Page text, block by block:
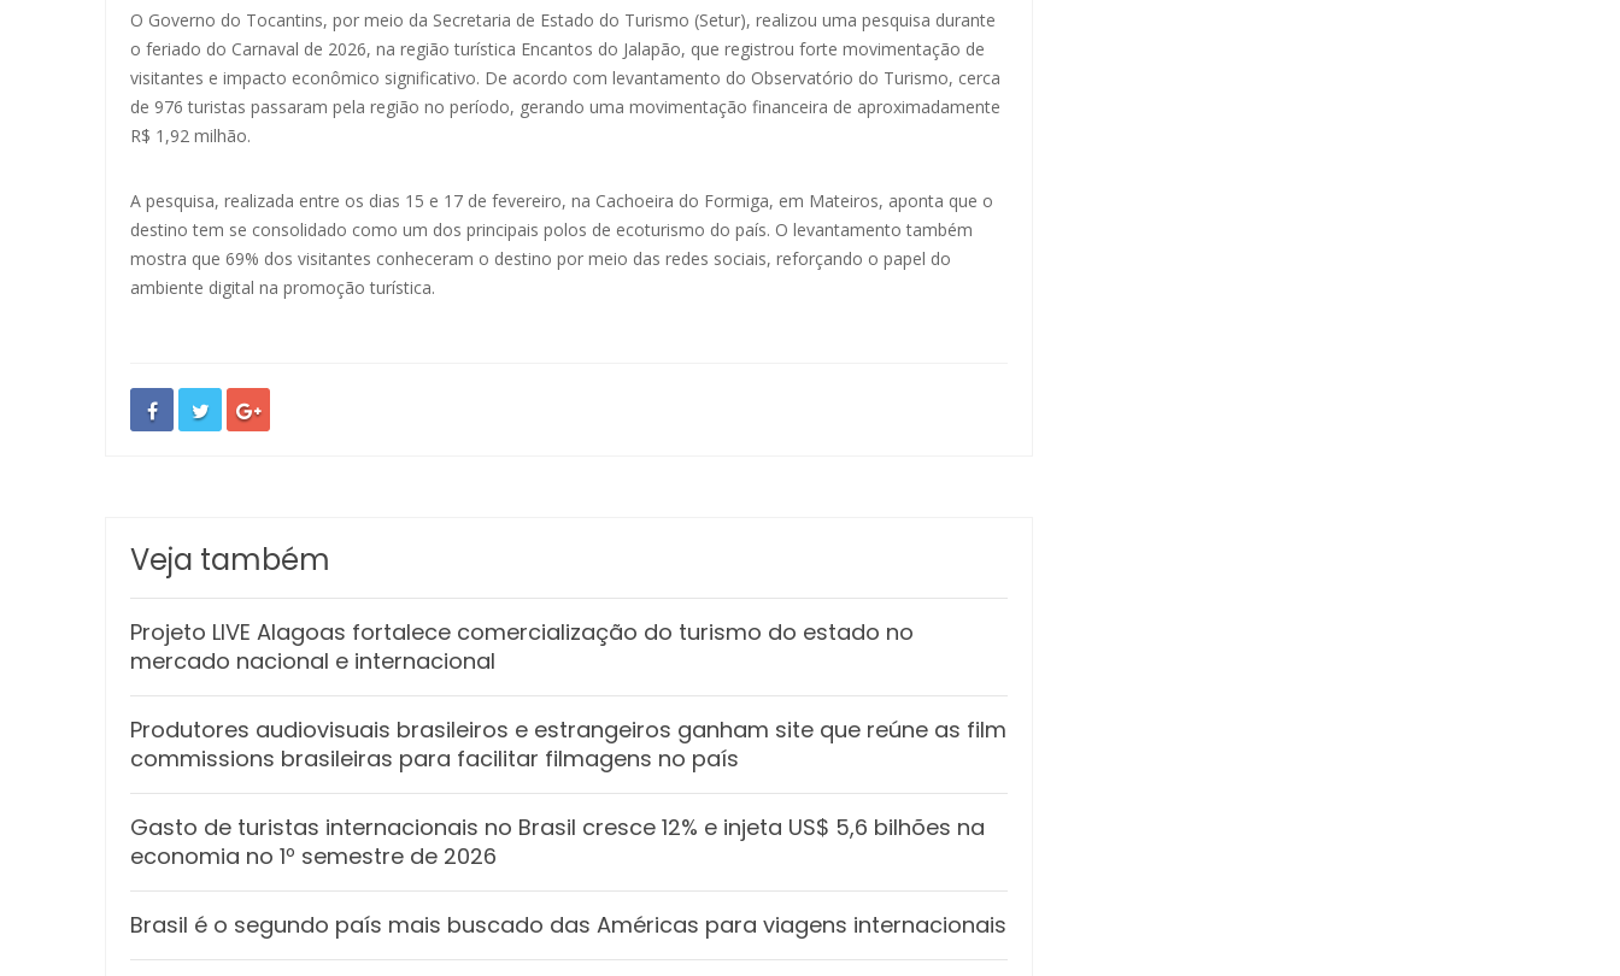
O Governo do Tocantins, por meio da Secretaria de Estado do Turismo (Setur), realizou uma pesquisa durante
o feriado do Carnaval de 2026, na região turística Encantos do Jalapão, que registrou forte movimentação de
visitantes e impacto econômico significativo. De acordo com levantamento do Observatório do Turismo, cerca
de 976 turistas passaram pela região no período, gerando uma movimentação financeira de aproximadamente
R$ 1,92 milhão.
A pesquisa, realizada entre os dias 15 e 17 de fevereiro, na Cachoeira do Formiga, em Mateiros, aponta que o
destino tem se consolidado como um dos principais polos de ecoturismo do país. O levantamento também
mostra que 69% dos visitantes conheceram o destino por meio das redes sociais, reforçando o papel do
ambiente digital na promoção turística.
Veja também
Projeto LIVE Alagoas fortalece comercialização do turismo do estado no
mercado nacional e internacional
Produtores audiovisuais brasileiros e estrangeiros ganham site que reúne as film
commissions brasileiras para facilitar filmagens no país
Gasto de turistas internacionais no Brasil cresce 12% e injeta US$ 5,6 bilhões na
economia no 1º semestre de 2026
Brasil é o segundo país mais buscado das Américas para viagens internacionais